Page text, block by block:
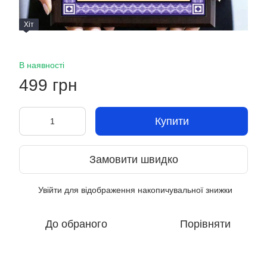
Хіт
В наявності
499 грн
Купити
Замовити швидко
Увійти для відображення накопичувальної знижки
До обраного Порівняти